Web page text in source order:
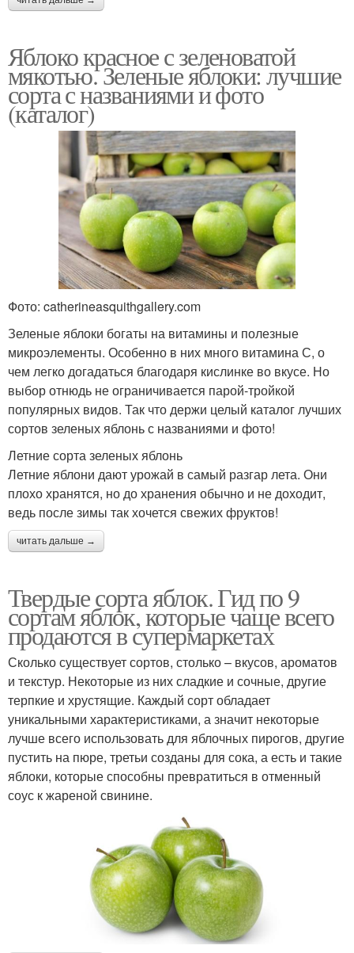
Яблоко красное с зеленоватой
мякотью. Зеленые яблоки: лучшие
сорта с названиями и фото
(каталог)
Фото: catherineasquithgallery.com
Зеленые яблоки богаты на витамины и полезные
микроэлементы. Особенно в них много витамина С, о
чем легко догадаться благодаря кислинке во вкусе. Но
выбор отнюдь не ограничивается парой-тройкой
популярных видов. Так что держи целый каталог лучших
сортов зеленых яблонь с названиями и фото!
Летние сорта зеленых яблонь
Летние яблони дают урожай в самый разгар лета. Они
плохо хранятся, но до хранения обычно и не доходит,
ведь после зимы так хочется свежих фруктов!
читать дальше →
Твердые сорта яблок. Гид по 9
сортам яблок, которые чаще всего
продаются в супермаркетах
Сколько существует сортов, столько – вкусов, ароматов
и текстур. Некоторые из них сладкие и сочные, другие
терпкие и хрустящие. Каждый сорт обладает
уникальными характеристиками, а значит некоторые
лучше всего использовать для яблочных пирогов, другие
пустить на пюре, третьи созданы для сока, а есть и такие
яблоки, которые способны превратиться в отменный
соус к жареной свинине.